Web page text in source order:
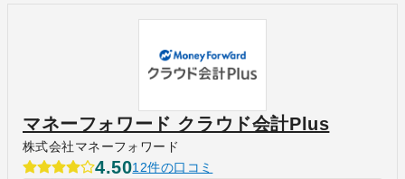
マネーフォワード クラウド会計Plus
株式会社マネーフォワード
4.5012件の口コミ